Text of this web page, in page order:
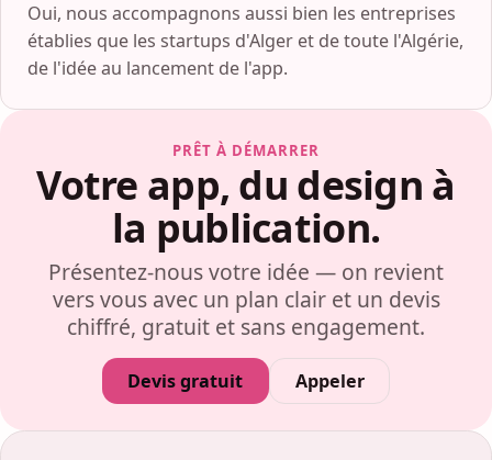
Oui, nous accompagnons aussi bien les entreprises
établies que les startups d'Alger et de toute l'Algérie,
de l'idée au lancement de l'app.
PRÊT À DÉMARRER
Votre app, du design à
la publication.
Présentez-nous votre idée — on revient
vers vous avec un plan clair et un devis
chiffré, gratuit et sans engagement.
Devis gratuit Appeler